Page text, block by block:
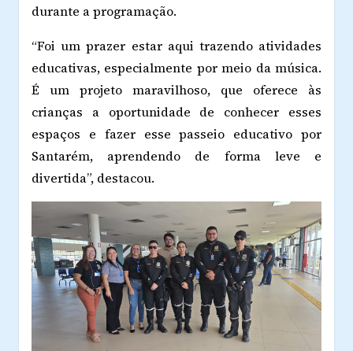
durante a programação.
“Foi um prazer estar aqui trazendo atividades
educativas, especialmente por meio da música.
É um projeto maravilhoso, que oferece às
crianças a oportunidade de conhecer esses
espaços e fazer esse passeio educativo por
Santarém, aprendendo de forma leve e
divertida”, destacou.